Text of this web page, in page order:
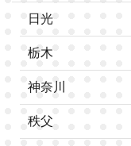
日光
栃木
神奈川
秩父